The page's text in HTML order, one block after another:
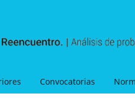
Convocatorias